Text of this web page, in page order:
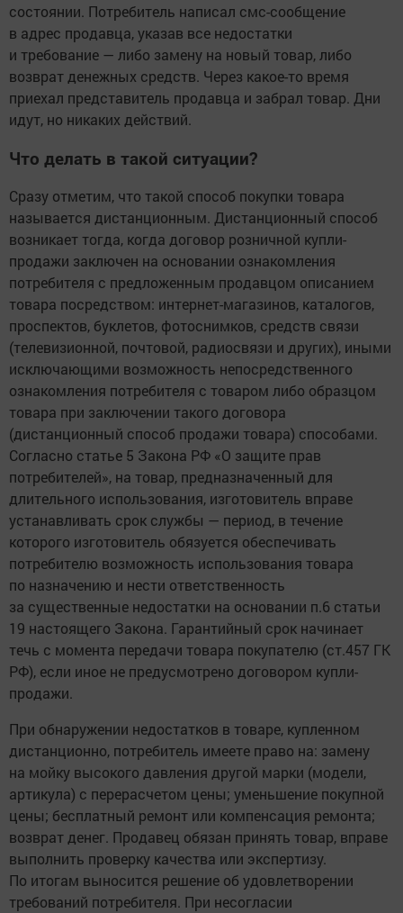
состоянии. Потребитель написал смс-сообщение
в адрес продавца, указав все недостатки
и требование — либо замену на новый товар, либо
возврат денежных средств. Через какое-то время
приехал представитель продавца и забрал товар. Дни
идут, но никаких действий.
Что делать в такой ситуации?
Сразу отметим, что такой способ покупки товара
называется дистанционным. Дистанционный способ
возникает тогда, когда договор розничной купли-
продажи заключен на основании ознакомления
потребителя с предложенным продавцом описанием
товара посредством: интернет-магазинов, каталогов,
проспектов, буклетов, фотоснимков, средств связи
(телевизионной, почтовой, радиосвязи и других), иными
исключающими возможность непосредственного
ознакомления потребителя с товаром либо образцом
товара при заключении такого договора
(дистанционный способ продажи товара) способами.
Согласно статье 5 Закона РФ «О защите прав
потребителей», на товар, предназначенный для
длительного использования, изготовитель вправе
устанавливать срок службы — период, в течение
которого изготовитель обязуется обеспечивать
потребителю возможность использования товара
по назначению и нести ответственность
за существенные недостатки на основании п.6 статьи
19 настоящего Закона. Гарантийный срок начинает
течь с момента передачи товара покупателю (ст.457 ГК
РФ), если иное не предусмотрено договором купли-
продажи.
При обнаружении недостатков в товаре, купленном
дистанционно, потребитель имеете право на: замену
на мойку высокого давления другой марки (модели,
артикула) с перерасчетом цены; уменьшение покупной
цены; бесплатный ремонт или компенсация ремонта;
возврат денег. Продавец обязан принять товар, вправе
выполнить проверку качества или экспертизу.
По итогам выносится решение об удовлетворении
требований потребителя. При несогласии